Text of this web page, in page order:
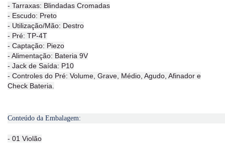
- Tarraxas: Blindadas Cromadas
- Escudo: Preto
- Utilização/Mão: Destro
- Pré: TP-4T
- Captação: Piezo
- Alimentação: Bateria 9V
- Jack de Saída: P10
- Controles do Pré: Volume, Grave, Médio, Agudo, Afinador e
Check Bateria.
Conteúdo da Embalagem:
- 01 Violão